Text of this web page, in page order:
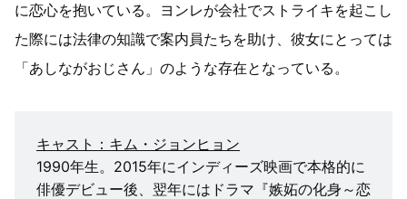
に恋心を抱いている。ヨンレが会社でストライキを起こし
た際には法律の知識で案内員たちを助け、彼女にとっては
「あしながおじさん」のような存在となっている。
キャスト：キム・ジョンヒョン
1990年生。2015年にインディーズ映画で本格的に
俳優デビュー後、翌年にはドラマ『嫉妬の化身～恋